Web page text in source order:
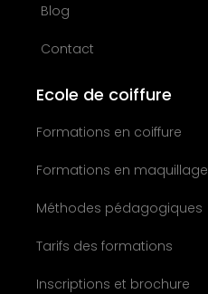
Blog
Contact
Ecole de coiffure
Formations en coiffure
Formations en maquillage
Méthodes pédagogiques
Tarifs des formations
Inscriptions et brochure